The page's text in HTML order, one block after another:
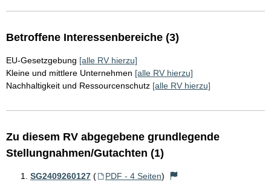
Betroffene Interessenbereiche (3)
EU-Gesetzgebung [alle RV hierzu]
Kleine und mittlere Unternehmen [alle RV hierzu]
Nachhaltigkeit und Ressourcenschutz [alle RV hierzu]
Zu diesem RV abgegebene grundlegende
Stellungnahmen/Gutachten (1)
SG2409260127 ( PDF - 4 Seiten)